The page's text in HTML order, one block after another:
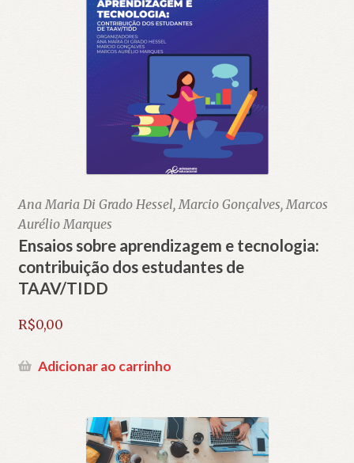
Ana Maria Di Grado Hessel, Marcio Gonçalves, Marcos
Aurélio Marques
Ensaios sobre aprendizagem e tecnologia:
contribuição dos estudantes de
TAAV/TIDD
R$0,00
Adicionar ao carrinho